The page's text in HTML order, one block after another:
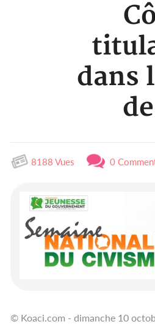
dans
8188 Vues 0
© Koaci.com - dimanche 10